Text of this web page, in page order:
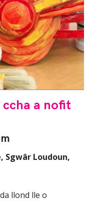
a nofit
Sgwâr Loudoun,
llond lle o